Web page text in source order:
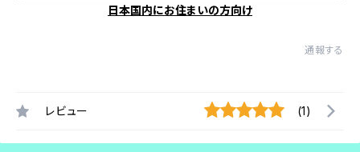
日本国内にお住まいの方向け
通報する
レビュー (1)